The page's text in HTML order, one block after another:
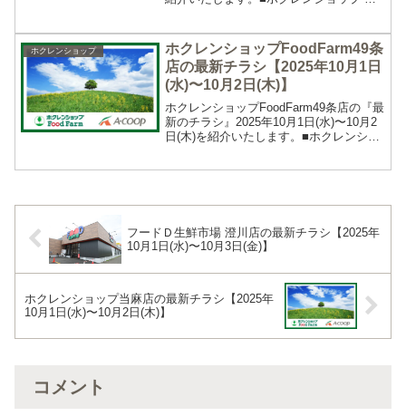
1日(水)〜10月2日(木)です...
ホクレンショップ
ホクレンショップFoodFarm49条
店の最新チラシ【2025年10月1日
(水)〜10月2日(木)】
ホクレンショップFoodFarm49条店の『最
新のチラシ』2025年10月1日(水)〜10月2
日(木)を紹介いたします。■ホクレンショ
フードＤ生鮮市場 澄川店の最新チラシ【2025年
10月1日(水)〜10月3日(金)】
ホクレンショップ当麻店の最新チラシ【2025年
10月1日(水)〜10月2日(木)】
コメント